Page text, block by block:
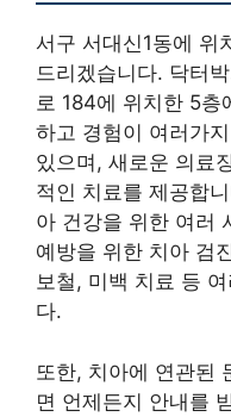
서구 서대신1동에 위
드리겠습니다. 닥터
로 184에 위치한 5층
하고 경험이 여러가
있으며, 새로운 의료
적인 치료를 제공합
아 건강을 위한 여러
예방을 위한 치아 검
보철, 미백 치료 등
다.
또한, 치아에 연관된
면 언제든지 안내를